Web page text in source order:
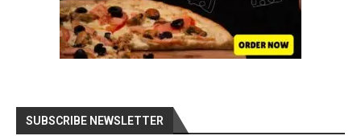
SUBSCRIBE NEWSLETTER